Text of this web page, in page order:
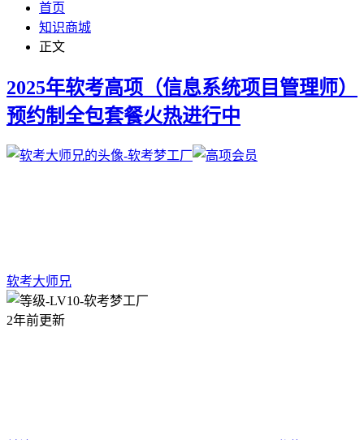
首页
知识商城
正文
2025年软考高项（信息系统项目管理师）
预约制全包套餐火热进行中
软考大师兄
2年前更新